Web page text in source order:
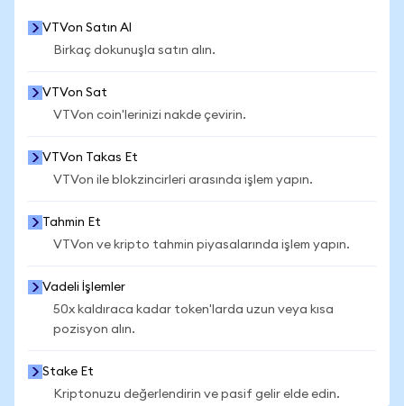
VTVon Satın Al
Birkaç dokunuşla satın alın.
VTVon Sat
VTVon coin'lerinizi nakde çevirin.
VTVon Takas Et
VTVon ile blokzincirleri arasında işlem yapın.
Tahmin Et
VTVon ve kripto tahmin piyasalarında işlem yapın.
Vadeli İşlemler
50x kaldıraca kadar token'larda uzun veya kısa
pozisyon alın.
Stake Et
Kriptonuzu değerlendirin ve pasif gelir elde edin.